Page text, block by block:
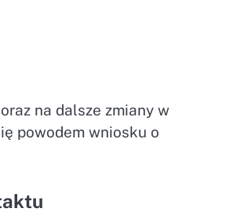
oraz na dalsze zmiany w
powodem wniosku o